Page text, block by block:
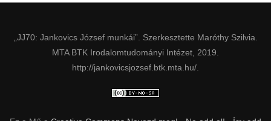
„JJ70: Jankovics József munkái”. Szerkesztette Maróthy Szilvia.
MTA BTK Irodalomtudományi Intézet, 2019.
http://jankovicsjozsef.btk.mta.hu/.